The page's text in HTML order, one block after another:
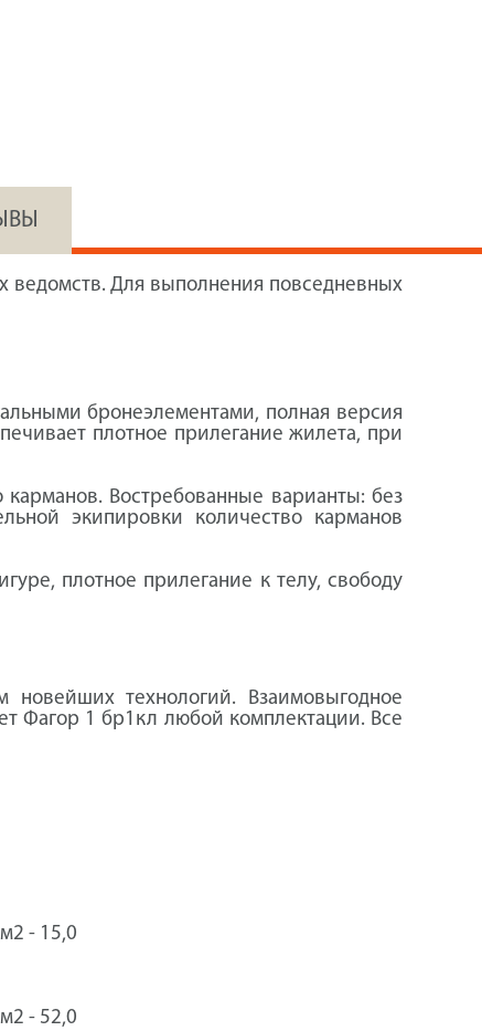
ведомств. Для выполнения повседневных
бронеэлементами, полная версия
плотное прилегание жилета, при
Востребованные варианты: без
экипировки количество карманов
плотное прилегание к телу, свободу
новейших технологий. Взаимовыгодное
Фагор 1 бр1кл любой комплектации. Все
- 15,0
- 52,0